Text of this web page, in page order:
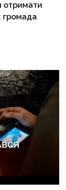
отримати
громада